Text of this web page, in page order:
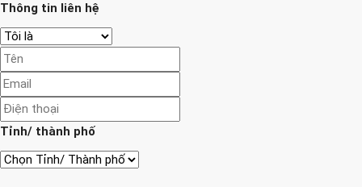
Thông tin liên hệ
Tỉnh/ thành phố